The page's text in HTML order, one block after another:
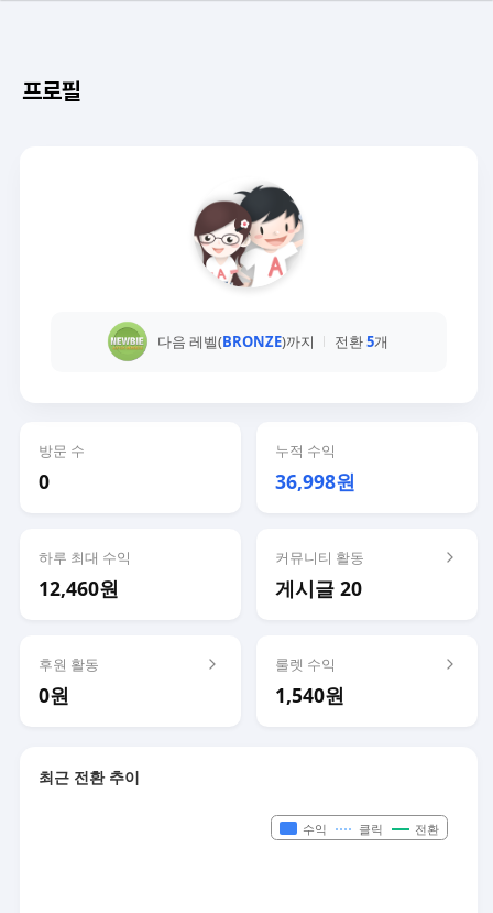
프로필
다음 레벨(BRONZE)까지 전환5개
방문 수
0
누적 수익
36,998원
하루 최대 수익
12,460원
커뮤니티 활동
게시글 20
후원 활동
0원
룰렛 수익
1,540원
최근 전환 추이